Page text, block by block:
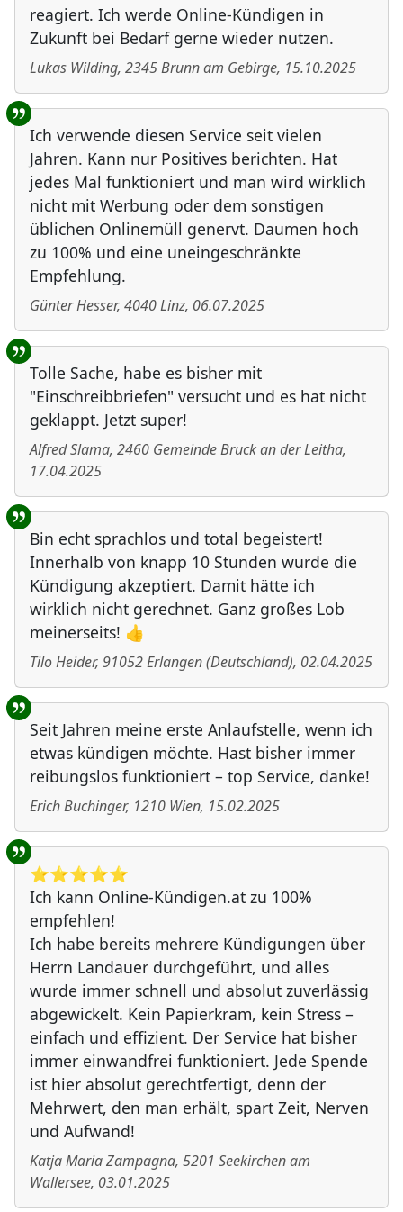
reagiert. Ich werde Online-Kündigen in
Zukunft bei Bedarf gerne wieder nutzen.
Lukas Wilding, 2345Brunn am Gebirge, 15.10.2025
Ich verwende diesen Service seit vielen
Jahren. Kann nur Positives berichten. Hat
jedes Mal funktioniert und man wird wirklich
nicht mit Werbung oder dem sonstigen
üblichen Onlinemüll genervt. Daumen hoch
zu 100% und eine uneingeschränkte
Empfehlung.
Günter Hesser, 4040Linz, 06.07.2025
Tolle Sache, habe es bisher mit
"Einschreibbriefen" versucht und es hat nicht
geklappt. Jetzt super!
Alfred Slama, 2460 Gemeinde Bruck an der Leitha,
17.04.2025
Bin echt sprachlos und total begeistert!
Innerhalb von knapp 10 Stunden wurde die
Kündigung akzeptiert. Damit hätte ich
wirklich nicht gerechnet. Ganz großes Lob
meinerseits! 👍
Tilo Heider, 91052Erlangen(Deutschland), 02.04.2025
Seit Jahren meine erste Anlaufstelle, wenn ich
etwas kündigen möchte. Hast bisher immer
reibungslos funktioniert – top Service, danke!
Erich Buchinger, 1210 Wien, 15.02.2025
⭐️⭐️⭐️⭐️⭐️
Ich kann Online-Kündigen.at zu 100%
empfehlen!
Ich habe bereits mehrere Kündigungen über
Herrn Landauer durchgeführt, und alles
wurde immer schnell und absolut zuverlässig
abgewickelt. Kein Papierkram, kein Stress –
einfach und effizient. Der Service hat bisher
immer einwandfrei funktioniert. Jede Spende
ist hier absolut gerechtfertigt, denn der
Mehrwert, den man erhält, spart Zeit, Nerven
und Aufwand!
Katja Maria Zampagna, 5201 Seekirchen am
Wallersee, 03.01.2025